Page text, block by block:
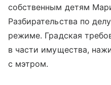
собственным детям
Разбирательства по
режиме. Градская
в части имущества,
с мэтром.